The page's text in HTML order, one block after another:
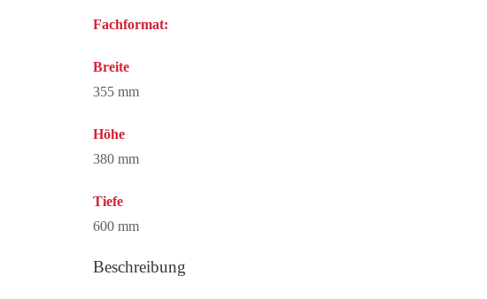
Fachformat:
Breite
355 mm
Höhe
380 mm
Tiefe
600 mm
Beschreibung